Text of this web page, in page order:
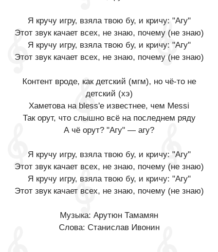
Я кручу игру, взяла твою бу, и кричу: "Агу"
Этот звук качает всех, не знаю, почему (не знаю)
Я кручу игру, взяла твою бу, и кричу: "Агу"
Этот звук качает всех, не знаю, почему (не знаю)
Контент вроде, как детский (мгм), но чё-то не
детский (хэ)
Хаметова на bless'е известнее, чем Messi
Так орут, что слышно всё на последнем ряду
А чё орут? "Агу" — агу?
Я кручу игру, взяла твою бу, и кричу: "Агу"
Этот звук качает всех, не знаю, почему (не знаю)
Я кручу игру, взяла твою бу, и кричу: "Агу"
Этот звук качает всех, не знаю, почему (не знаю)
Музыка: Арутюн Тамамян
Слова: Станислав Ивонин